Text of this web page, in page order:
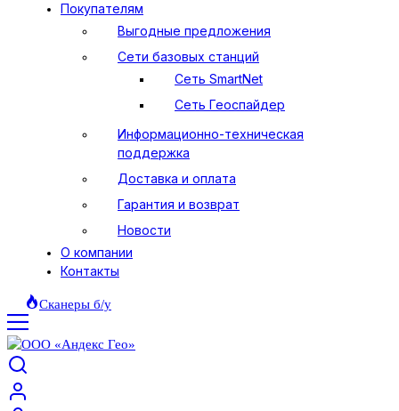
Покупателям
Выгодные предложения
Сети базовых станций
Сеть SmartNet
Сеть Геоспайдер
Информационно-техническая
поддержка
Доставка и оплата
Гарантия и возврат
Новости
О компании
Контакты
Сканеры б/у